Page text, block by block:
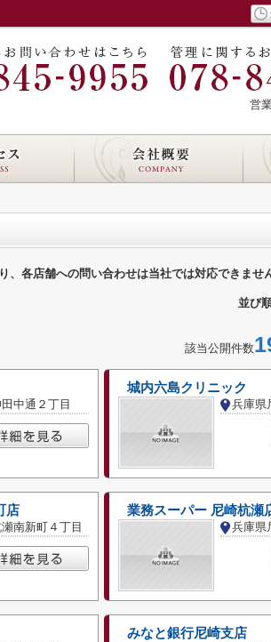
営
各店舗への問い合わせは当社では対応できません
並び
該当公開件数
中通２丁目
城内六島クリニック
兵庫県
店
南新町４丁目
業務スーパー 尼崎杭瀬
兵庫県
みなと銀行尼崎支店